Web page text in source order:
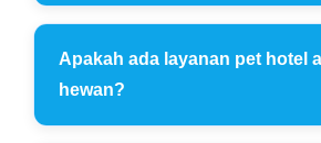
Apakah ada layanan pet hotel
hewan?